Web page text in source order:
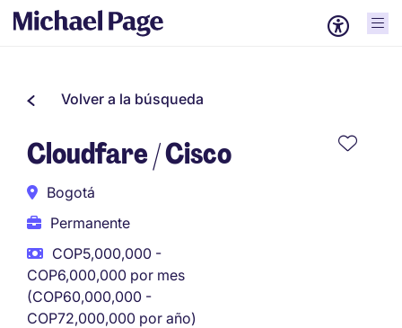
Volver a la búsqueda
Cloudfare / Cisco
Bogotá
Permanente
COP5,000,000 -
COP6,000,000 por mes
(COP60,000,000 -
COP72,000,000 por año)